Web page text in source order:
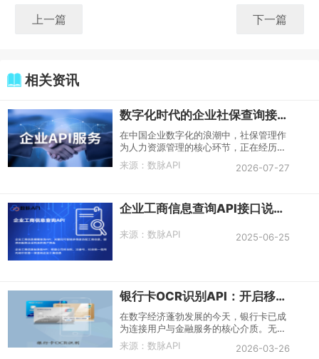
上一篇 下一篇
相关资讯
数字化时代的企业社保查询接口：功能、原理与应用探索
在中国企业数字化的浪潮中，社保管理作
为人力资源管理的核心环节，正在经历从
传统人工操作向智能系统协同的深刻转
型。2025年底，全国基本养老、失业、
金累计结余10.2万亿元。面对如此庞大的
保信息，成为企业管理者和投资者的共同
关切。企业社保查询接口，正是在这一背
来源：数脉API 2026-07-27
企业工商信息查询API接口说明与对接示例
来源：数脉API 2025-06-25
银行卡OCR识别API：开启移动支付与金融科技的智能入口
在数字经济蓬勃发展的今天，银行卡已成
为连接用户与金融服务的核心介质。无论
是移动支付绑卡、线上开户，还是POS机
收单，银行卡信息的准确录入都是关键的
来源：数脉API 2026-03-26